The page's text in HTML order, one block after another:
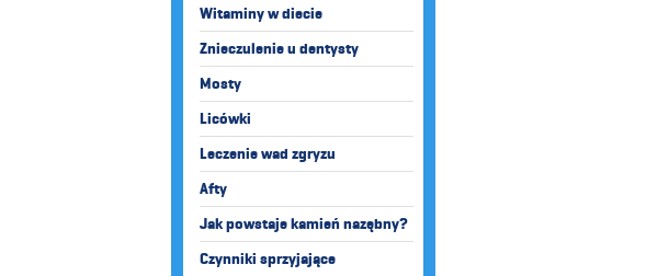
Witaminy w diecie
Znieczulenie u dentysty
Mosty
Licówki
Leczenie wad zgryzu
Afty
Jak powstaje kamień nazębny?
Czynniki sprzyjające